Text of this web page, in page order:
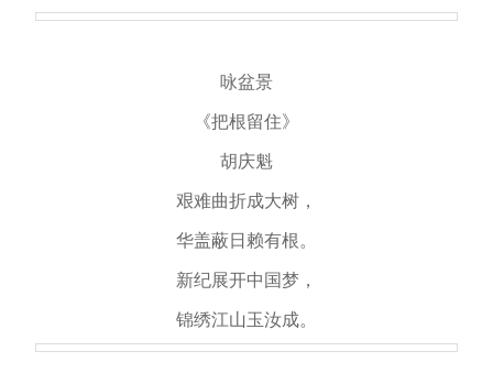
咏盆景
《把根留住》
胡庆魁
艰难曲折成大树，
华盖蔽日赖有根。
新纪展开中国梦，
锦绣江山玉汝成。